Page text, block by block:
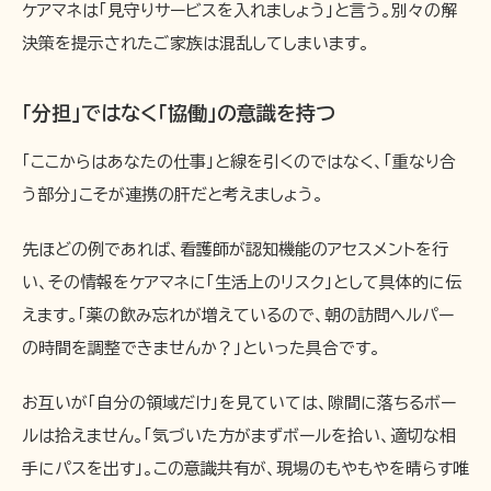
ケアマネは「見守りサービスを入れましょう」と言う。別々の解
決策を提示されたご家族は混乱してしまいます。
「分担」ではなく「協働」の意識を持つ
「ここからはあなたの仕事」と線を引くのではなく、「重なり合
う部分」こそが連携の肝だと考えましょう。
先ほどの例であれば、看護師が認知機能のアセスメントを行
い、その情報をケアマネに「生活上のリスク」として具体的に伝
えます。「薬の飲み忘れが増えているので、朝の訪問ヘルパー
の時間を調整できませんか？」といった具合です。
お互いが「自分の領域だけ」を見ていては、隙間に落ちるボー
ルは拾えません。「気づいた方がまずボールを拾い、適切な相
手にパスを出す」。この意識共有が、現場のもやもやを晴らす唯